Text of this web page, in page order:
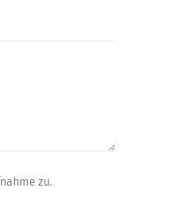
zu.